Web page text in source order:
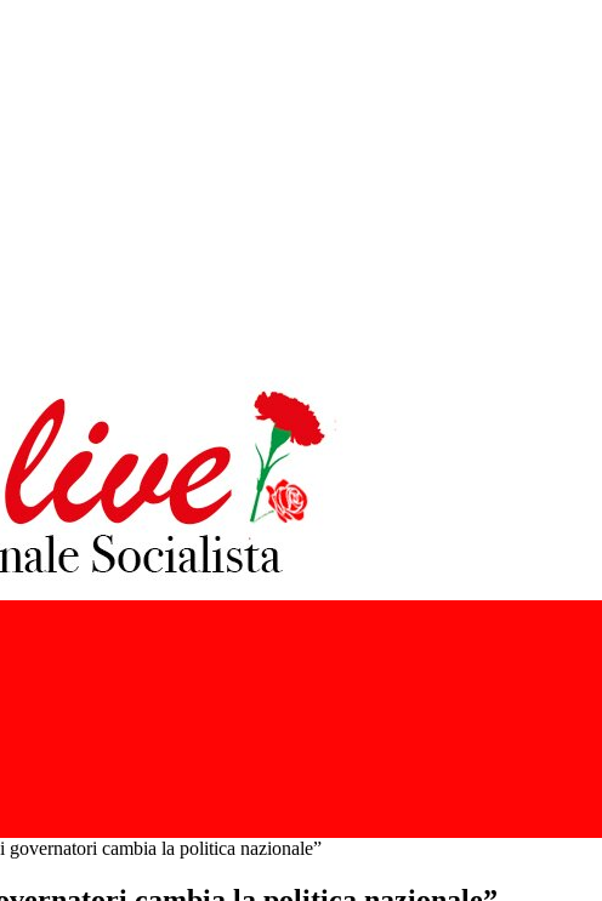
cambia la politica nazionale”